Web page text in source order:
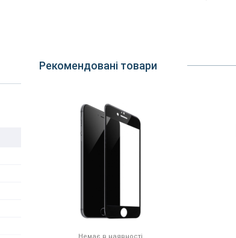
Рекомендовані товари
Немає в наявності